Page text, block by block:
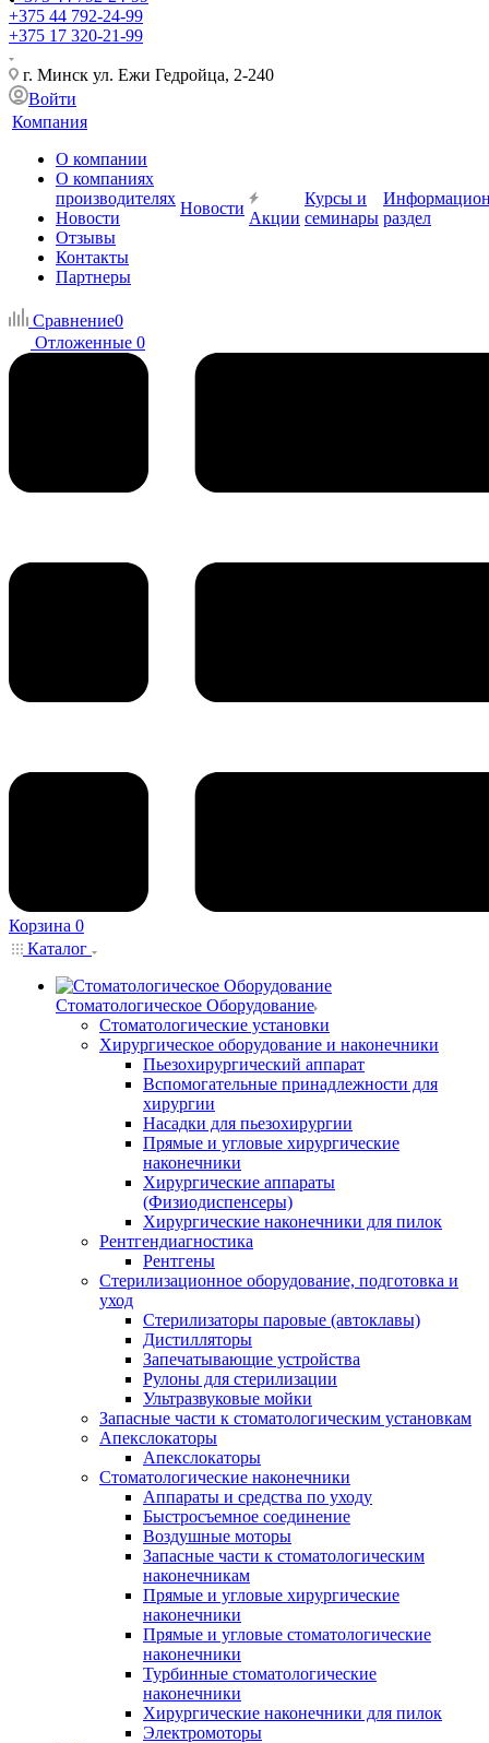
+375 44 792-24-99
+375 17 320-21-99
г. Минск ул. Ежи Гедройца, 2-240
Войти
Компания
О компании
О компаниях
производителях
Новости
Отзывы
Контакты
Партнеры
Новости
Акции
Курсы и
семинары раздел
Сравнение0
Отложенные 0
Корзина 0
Каталог
Стоматологическое Оборудование
Стоматологические установки
Хирургическое оборудование и наконечники
Пьезохирургический аппарат
Вспомогательные принадлежности для
хирургии
Насадки для пьезохирургии
Прямые и угловые хирургические
наконечники
Хирургические аппараты
(Физиодиспенсеры)
Хирургические наконечники для пилок
Рентгендиагностика
Рентгены
Стерилизационное оборудование, подготовка и
уход
Стерилизаторы паровые (автоклавы)
Дистилляторы
Запечатывающие устройства
Рулоны для стерилизации
Ультразвуковые мойки
Запасные части к стоматологическим установкам
Апекслокаторы
Апекслокаторы
Стоматологические наконечники
Аппараты и средства по уходу
Быстросъемное соединение
Воздушные моторы
Запасные части к стоматологическим
наконечникам
Прямые и угловые хирургические
наконечники
Прямые и угловые стоматологические
наконечники
Турбинные стоматологические
наконечники
Хирургические наконечники для пилок
Электромоторы